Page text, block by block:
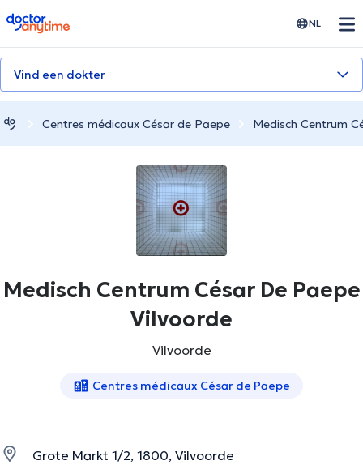
doctoranytime NL
Vind een dokter
Centres médicaux César de Paepe Medisch Centrum
Medisch Centrum César De Paepe
Vilvoorde
Vilvoorde
Centres médicaux César de Paepe
Grote Markt 1/2, 1800, Vilvoorde